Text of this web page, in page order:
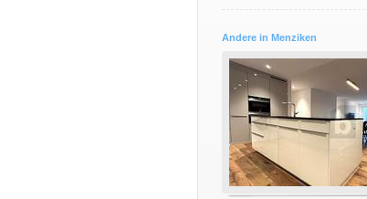
Andere in Menziken